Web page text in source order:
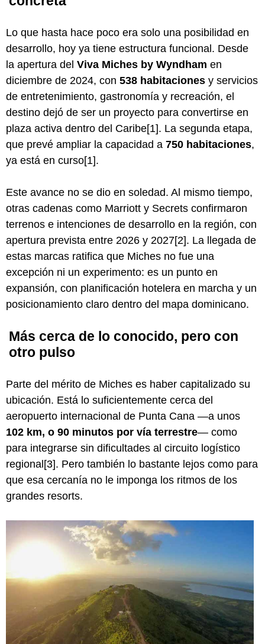
Lo que hasta hace poco era solo una posibilidad en
desarrollo, hoy ya tiene estructura funcional. Desde
la apertura del Viva Miches by Wyndham en
diciembre de 2024, con 538 habitaciones y servicios
de entretenimiento, gastronomía y recreación, el
destino dejó de ser un proyecto para convertirse en
plaza activa dentro del Caribe[1]. La segunda etapa,
que prevé ampliar la capacidad a 750 habitaciones,
ya está en curso[1].
Este avance no se dio en soledad. Al mismo tiempo,
otras cadenas como Marriott y Secrets confirmaron
terrenos e intenciones de desarrollo en la región, con
apertura prevista entre 2026 y 2027[2]. La llegada de
estas marcas ratifica que Miches no fue una
excepción ni un experimento: es un punto en
expansión, con planificación hotelera en marcha y un
posicionamiento claro dentro del mapa dominicano.
Más cerca de lo conocido, pero con
otro pulso
Parte del mérito de Miches es haber capitalizado su
ubicación. Está lo suficientemente cerca del
aeropuerto internacional de Punta Cana —a unos
102 km, o 90 minutos por vía terrestre— como
para integrarse sin dificultades al circuito logístico
regional[3]. Pero también lo bastante lejos como para
que esa cercanía no le imponga los ritmos de los
grandes resorts.